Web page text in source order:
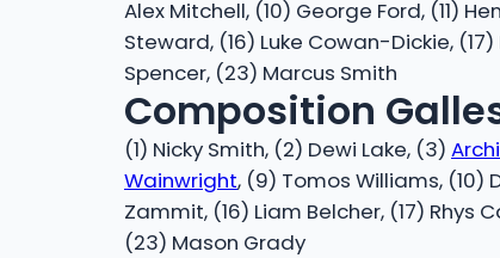
Alex Mitchell, (10) George Ford, (11)
Steward, (16) Luke Cowan-Dickie,
Spencer, (23) Marcus Smith
Composition
(1) Nicky Smith, (2) Dewi Lake, (3)
Wainwright, (9) Tomos Williams, (10)
Zammit, (16) Liam Belcher, (17) Rhys
(23) Mason Grady